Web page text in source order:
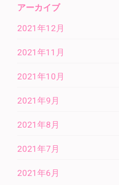
アーカイブ
2021年12月
2021年11月
2021年10月
2021年9月
2021年8月
2021年7月
2021年6月